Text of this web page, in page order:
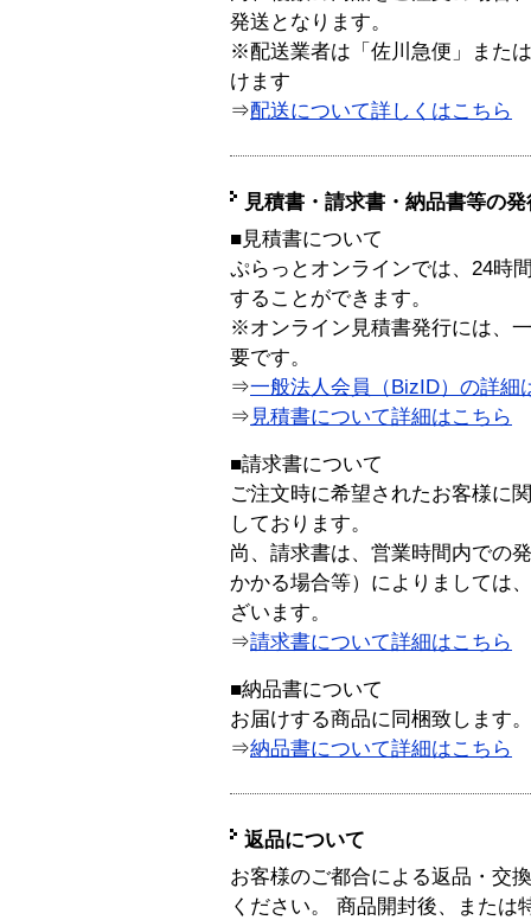
発送となります。
※配送業者は「佐川急便」また
けます
⇒配送について詳しくはこちら
見積書・請求書・納品書等の
■見積書について
ぷらっとオンラインでは、24時
することができます。
※オンライン見積書発行には、
要です。
⇒一般法人会員（BizID）の詳細
⇒ 見積書について詳細はこちら
■請求書について
ご注文時に希望されたお客様に
しております。
尚、請求書は、営業時間内での
かかる場合等）によりましては
ざいます。
⇒請求書について詳細はこちら
■納品書について
お届けする商品に同梱致します。
⇒納品書について詳細はこちら
返品について
お客様のご都合による返品・交
ください。 商品開封後、または